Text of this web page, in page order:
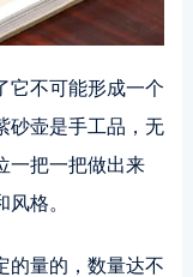
它不可能形成一个
砂壶是手工品，无
一把一把做出来
格。
的量的，数量达不